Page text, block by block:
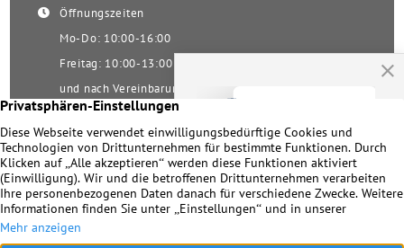
Öffnungszeiten
Mo-Do: 10:00-16:00
Freitag: 10:00-13:00
und nach Vereinbarung
Samstag nach Vereinbarung!
Unsere Facebookseite
Impressum | Datenschutz | Kontakt